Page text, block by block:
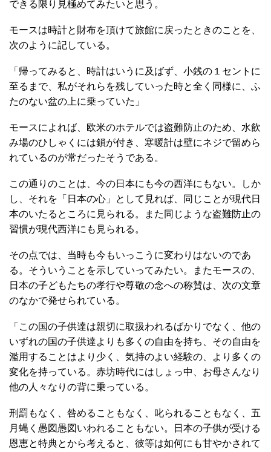
できる限り見極めてみたいと思う。
モースは時計と財布を頂けて旅館に戻ったときのことを、
次のように記している。
「帰ってみると、時計はいうに及ばず、小銭の１セントに
至るまで、私がそれらを残していった時と全く同様に、ふ
たのない盆の上に乗っていた」
モースによれば、欧米のホテルでは盗難防止のため、水飲
み場のひしゃくには鎖が付き、寒暖計は壁にネジで留めら
れているのが常だったそうである。
この通りのことは、今の日本にも今の西洋にもない。しか
し、それを「日本の心」として見れば、同じことが現代日
本のいたるところに見られる。また同じような盗難防止の
習慣が現代西洋にも見られる。
その点では、当時も今もいっこうに変わりはないのであ
る。そういうことを示していってみたい。またモースの、
日本の子どもたちの孝行や尊敬の念への称賛は、次の文章
のなかで発せられている。
「この国の子供達は親切に取扱われるばかりでなく、他の
いずれの国の子供達よりも多くの自由を持ち、その自由を
濫用することはより少く、気持のよい経験の、より多くの
変化を持っている。赤坊時代にはしょっ中、お母さんなり
他の人々なりの背に乗っている。
刑罰もなく、咎めることもなく、叱られることもなく、五
月蝿く愚図愚図いわれることもない。日本の子供が受ける
恩恵と特典とから考えると、彼等は如何にも甘やかされて